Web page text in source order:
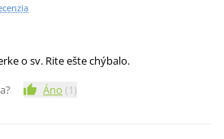
o sv. Rite ešte chýbalo.
Áno (1)